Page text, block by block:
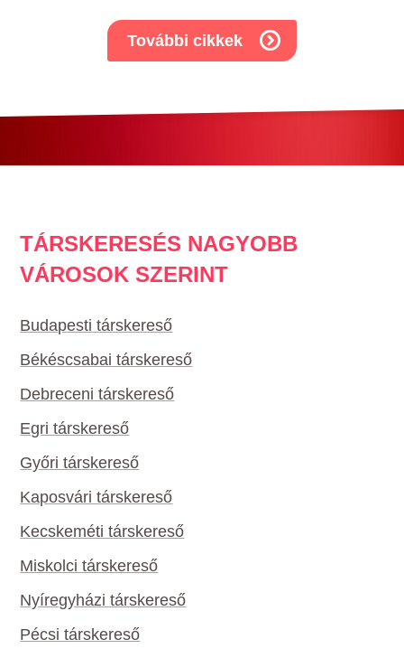
További cikkek
TÁRSKERESÉS NAGYOBB
VÁROSOK SZERINT
Budapesti társkereső
Békéscsabai társkereső
Debreceni társkereső
Egri társkereső
Győri társkereső
Kaposvári társkereső
Kecskeméti társkereső
Miskolci társkereső
Nyíregyházi társkereső
Pécsi társkereső